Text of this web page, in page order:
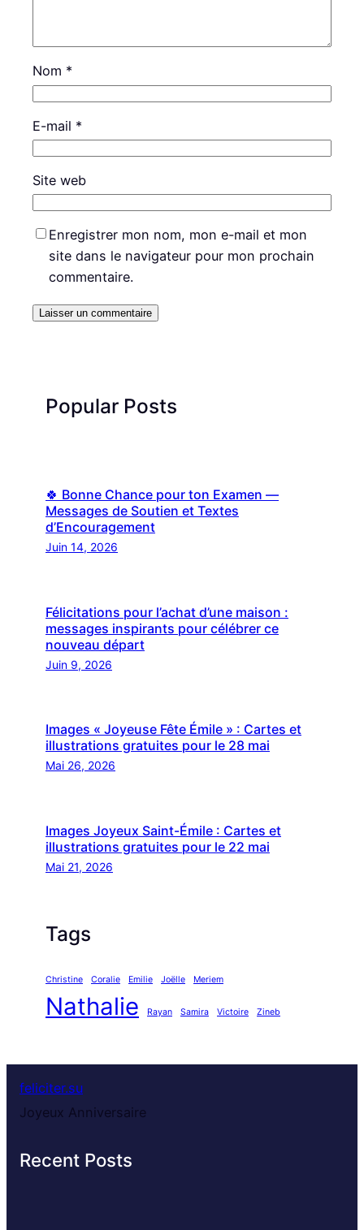
Nom *
E-mail *
Site web
Enregistrer mon nom, mon e-mail et mon
site dans le navigateur pour mon prochain
commentaire.
Popular Posts
🍀 Bonne Chance pour ton Examen —
Messages de Soutien et Textes
d’Encouragement
Juin 14, 2026
Félicitations pour l’achat d’une maison :
messages inspirants pour célébrer ce
nouveau départ
Juin 9, 2026
Images « Joyeuse Fête Émile » : Cartes et
illustrations gratuites pour le 28 mai
Mai 26, 2026
Images Joyeux Saint-Émile : Cartes et
illustrations gratuites pour le 22 mai
Mai 21, 2026
Tags
Christine Coralie Emilie Joëlle Meriem
Nathalie Rayan Samira Victoire Zineb
feliciter.su
Joyeux Anniversaire
Recent Posts